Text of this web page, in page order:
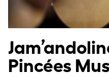
Pincées